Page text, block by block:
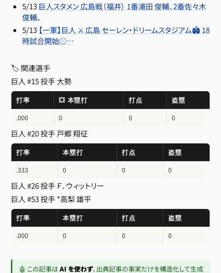
5/13 巨人スタメン 広島戦（福井） 1番浦田 俊輔、2番佐々木
俊輔、
5/13 【一軍】巨人 ⚔️ 広島 セーレン・ドリームスタジアム🏟 18
時試合開始⚾…
🏷 関連選手
巨人 #15 投手大勢
打率 💥 本塁打 打点
盗塁
.000
0 0 0
巨人 #20 投手戸郷 翔征
打率 本塁打 打点
盗塁
.333
0 0 0
巨人 #26 投手 Ｆ．ウィットリー
巨人 #53 投手*高梨 雄平
打率 本塁打 打点
盗塁
.000
0 0 0
🤖 この記事はAI を使わず、出典記事の事実だけを構造化して生成